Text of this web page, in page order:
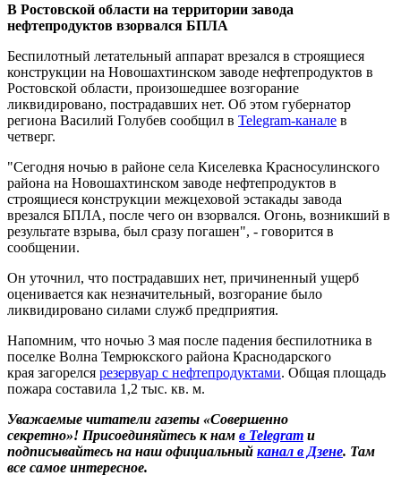
В Ростовской области на территории завода
нефтепродуктов взорвался БПЛА
Беспилотный летательный аппарат врезался в строящиеся
конструкции на Новошахтинском заводе нефтепродуктов в
Ростовской области, произошедшее возгорание
ликвидировано, пострадавших нет. Об этом губернатор
региона Василий Голубев сообщил в Telegram-канале в
четверг.
"Сегодня ночью в районе села Киселевка Красносулинского
района на Новошахтинском заводе нефтепродуктов в
строящиеся конструкции межцеховой эстакады завода
врезался БПЛА, после чего он взорвался. Огонь, возникший в
результате взрыва, был сразу погашен", - говорится в
сообщении.
Он уточнил, что пострадавших нет, причиненный ущерб
оценивается как незначительный, возгорание было
ликвидировано силами служб предприятия.
Напомним, что ночью 3 мая после падения беспилотника в
поселке Волна Темрюкского района Краснодарского
края загорелся резервуар с нефтепродуктами. Общая площадь
пожара составила 1,2 тыс. кв. м.
Уважаемые читатели газеты «Совершенно
секретно»! Присоединяйтесь к нам в Telegram и
подписывайтесь на наш официальный канал в Дзене. Там
все самое интересное.